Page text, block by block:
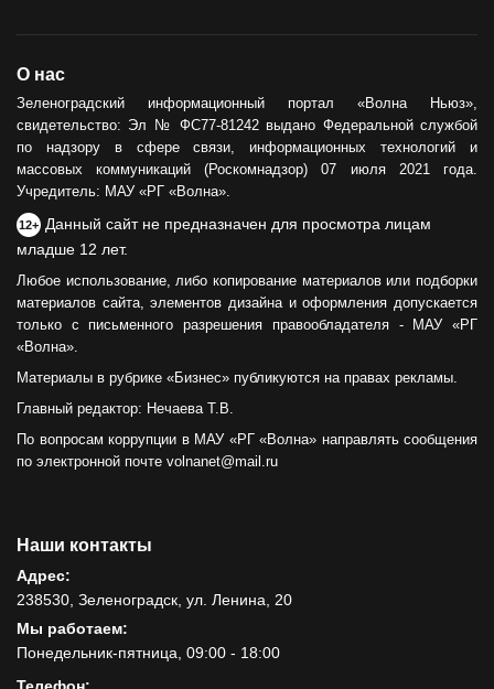
О нас
Зеленоградский информационный портал «Волна Ньюз»,
свидетельство: Эл № ФС77-81242 выдано Федеральной службой
по надзору в сфере связи, информационных технологий и
массовых коммуникаций (Роскомнадзор) 07 июля 2021 года.
Учредитель: МАУ «РГ «Волна».
12+ Данный сайт не предназначен для просмотра лицам
младше 12 лет.
Любое использование, либо копирование материалов или подборки
материалов сайта, элементов дизайна и оформления допускается
только с письменного разрешения правообладателя - МАУ «РГ
«Волна».
Материалы в рубрике «Бизнес» публикуются на правах рекламы.
Главный редактор: Нечаева Т.В.
По вопросам коррупции в МАУ «РГ «Волна» направлять сообщения
по электронной почте volnanet@mail.ru
Наши контакты
Адрес:
238530, Зеленоградск, ул. Ленина, 20
Мы работаем:
Понедельник-пятница, 09:00 - 18:00